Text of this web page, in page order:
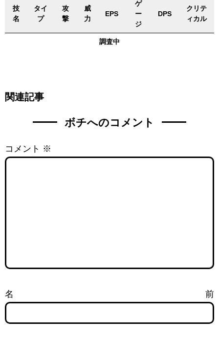
技
名
タイ
プ
攻
撃
威
力
EPS
ゲ
ー
ジ
DPS
クリテ
ィカル
調査中
関連記事
ボチへのコメント
コメント ※
名前